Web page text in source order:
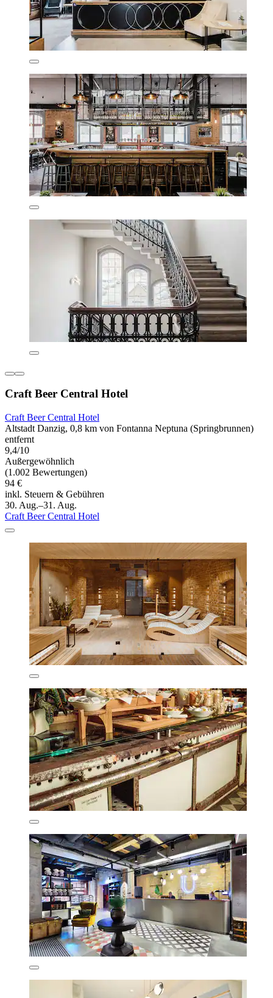
Craft Beer Central Hotel
Craft Beer Central Hotel
Altstadt Danzig, 0,8 km von Fontanna Neptuna (Springbrunnen)
entfernt
9,4/10
Außergewöhnlich
(1.002 Bewertungen)
94 €
inkl. Steuern & Gebühren
30. Aug.–31. Aug.
Craft Beer Central Hotel